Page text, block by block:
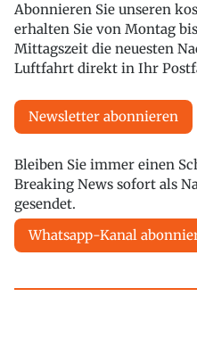
Abonnieren Sie unseren
erhalten Sie von Montag
Mittagszeit die neuesten
Luftfahrt direkt in Ihr
Newsletter abonnieren
Bleiben Sie immer einen
Breaking News sofort als
gesendet.
Whatsapp-Kanal